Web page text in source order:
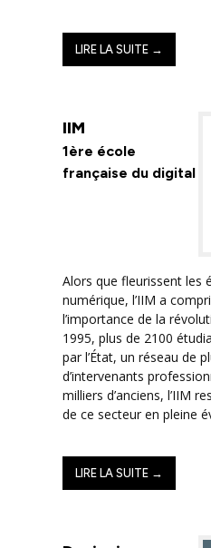
LIRE LA SUITE →
IIM
1ère école
française du digital
Alors que fleurissent les
numérique, l’IIM a
l’importance de la
1995, plus de 2100
par l’État, un réseau de
d’intervenants
milliers d’anciens, l’IIM
de ce secteur en pleine
LIRE LA SUITE →